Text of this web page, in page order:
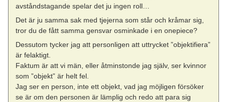
avståndstagande spelar det ju ingen roll…
Det är ju samma sak med tjejerna som står och kråmar sig,
tror du de fått samma gensvar osminkade i en onepiece?
Dessutom tycker jag att personligen att uttrycket ”objektifiera”
är felaktigt.
Faktum är att vi män, eller åtminstonde jag själv, ser kvinnor
som ”objekt” är helt fel.
Jag ser en person, inte ett objekt, vad jag möjligen försöker
se är om den personen är lämplig och redo att para sig